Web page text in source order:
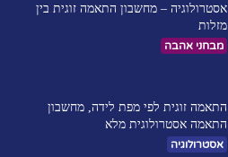
אסטרולוגיה – מחשבון התאמה זוגית בין
מזלות
מבחני אהבה
התאמה זוגית לפי מפת לידה, מחשבון
התאמה אסטרולוגית מלא
אסטרולוגיה